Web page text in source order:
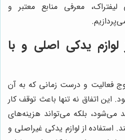
معرفی منابع معتبر و
یدکی اصلی و با
فعالیت و درست زمانی که به آن
این اتفاق نه تنها باعث توقف کار
می‌شود، بلکه می‌تواند هزینه‌های
استفاده از لوازم یدکی غیراصلی و